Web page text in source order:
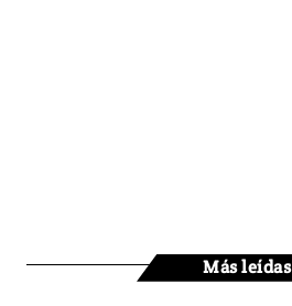
Más leídas